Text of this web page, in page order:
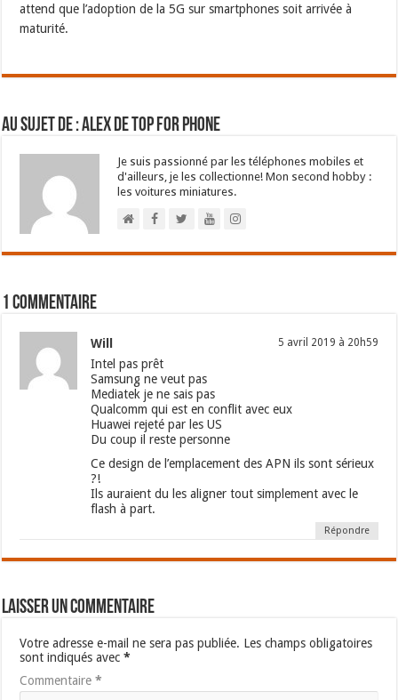
attend que l’adoption de la 5G sur smartphones soit arrivée à
maturité.
Au sujet de : Alex de Top For Phone
Je suis passionné par les téléphones mobiles et
d'ailleurs, je les collectionne! Mon second hobby :
les voitures miniatures.
1 commentaire
Will 5 avril 2019 à 20h59
Intel pas prêt
Samsung ne veut pas
Mediatek je ne sais pas
Qualcomm qui est en conflit avec eux
Huawei rejeté par les US
Du coup il reste personne
Ce design de l’emplacement des APN ils sont sérieux
?!
Ils auraient du les aligner tout simplement avec le
flash à part.
Répondre
Laisser un commentaire
Votre adresse e-mail ne sera pas publiée. Les champs obligatoires
sont indiqués avec*
Commentaire*